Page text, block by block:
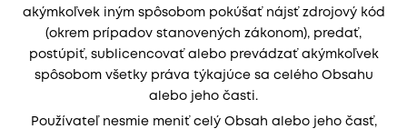
akýmkoľvek iným spôsobom pokúšať nájsť zdrojový kód
(okrem prípadov stanovených zákonom), predať,
postúpiť, sublicencovať alebo prevádzať akýmkoľvek
spôsobom všetky práva týkajúce sa celého Obsahu
alebo jeho časti.
Používateľ nesmie meniť celý Obsah alebo jeho časť,